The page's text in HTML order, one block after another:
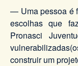
— Uma pessoa é
escolhas que
Pronasci
construir um